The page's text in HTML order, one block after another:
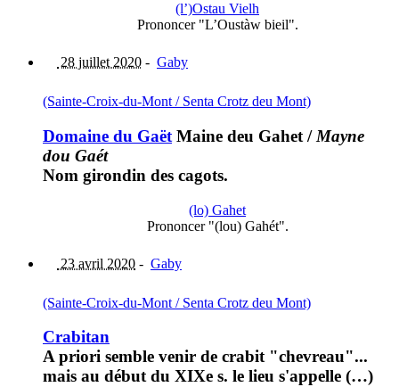
(l’)Ostau Vielh
Prononcer "L’Oustàw bieil".
28 juillet 2020 - Gaby
(Sainte-Croix-du-Mont / Senta Crotz deu Mont)
Domaine du Gaët Maine deu Gahet / Mayne
dou Gaét
Nom girondin des cagots.
(lo) Gahet
Prononcer "(lou) Gahét".
23 avril 2020 - Gaby
(Sainte-Croix-du-Mont / Senta Crotz deu Mont)
Crabitan
A priori semble venir de crabit "chevreau"...
mais au début du XIXe s. le lieu s'appelle (…)